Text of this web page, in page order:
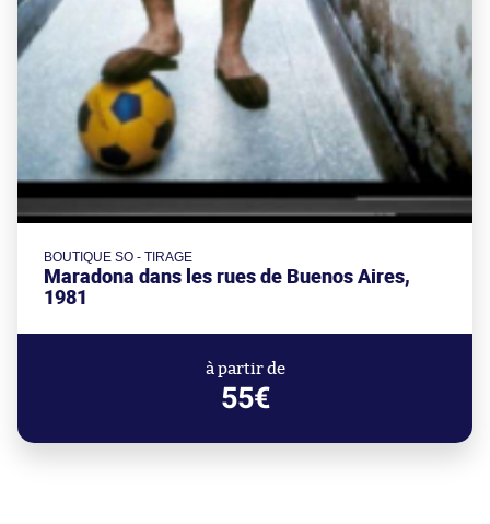
BOUTIQUE SO - TIRAGE
Maradona dans les rues de Buenos Aires,
1981
à partir de
55€